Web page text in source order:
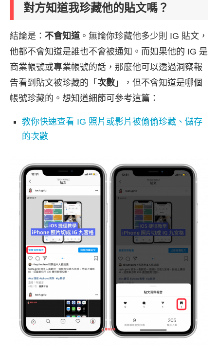
對方知道我珍藏他的貼文嗎？
結論是： 不會知道。無論你珍藏他多少則 IG 貼文，
他都不會知道是誰也不會被通知。而如果他的 IG 是
商業帳號或專業帳號的話，那麼他可以透過洞察報
告看到貼文被珍藏的「 次數 」，但不會知道是哪個
帳號珍藏的。想知道細節可參考這篇：
教你快速查看 IG 照片或影片被偷偷珍藏、儲存
的次數